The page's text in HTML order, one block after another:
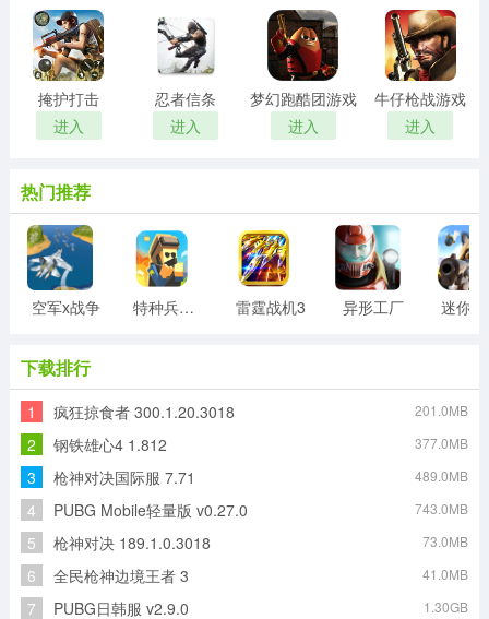
掩护打击
进入
忍者信条
进入
梦幻跑酷团游戏
进入
牛仔枪战游戏
进入
热门推荐
空军x战争 特种兵王游戏 雷霆战机3 异形工厂
下载排行
1 疯狂掠食者 300.1.20.3018 201.0MB
2 钢铁雄心4 1.812 377.0MB
3 枪神对决国际服 7.71 489.0MB
4 PUBG Mobile轻量版 v0.27.0 743.0MB
5 枪神对决 189.1.0.3018 73.0MB
6 全民枪神边境王者 3 41.0MB
7 PUBG日韩服 v2.9.0 1.30GB